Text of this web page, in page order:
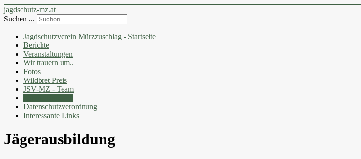
jagdschutz-mz.at
Suchen ...
Jagdschutzverein Mürzzuschlag - Startseite
Berichte
Veranstaltungen
Wir trauern um..
Fotos
Wildbret Preis
JSV-MZ - Team
Datenschutzverordnung
Interessante Links
Jägerausbildung